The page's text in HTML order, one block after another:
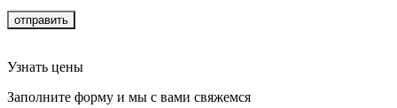
отправить
Узнать цены
Заполните форму и мы с вами свяжемся